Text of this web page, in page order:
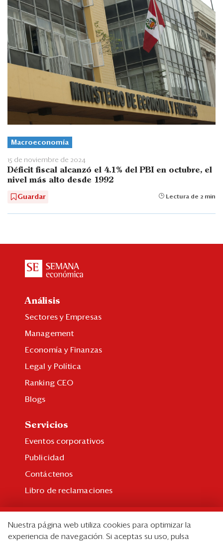
Macroeconomía
15 de noviembre de 2024
Déficit fiscal alcanzó el 4.1% del PBI en octubre, el
nivel más alto desde 1992
Guardar Lectura de 2 min
Análisis
Sectores y Empresas
Management
Economía y Finanzas
Legal y Política
Ranking CEO
Blogs
Servicios
Eventos corporativos
Publicidad
Contáctenos
Libro de reclamaciones
Suscripción individual
Nuestra página web utiliza cookies para optimizar la
experiencia de navegación. Si aceptas su uso, pulsa